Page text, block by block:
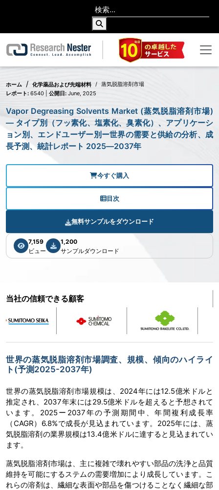
ホーム 化学薬品および先端材料
蒸気脱脂溶剤市場
レポート: 6540 | 公開日: June, 2025
Vapor Degreasing Solvents Market (蒸気脱脂溶剤市場)
— タイプ別（フッ素化、塩素化、臭素化）、アプリケーシ
ョン別、エンドユーザー別ー世界の需要と供給の分析、成
長予測、統計レポート 2025―2037年
今すぐ購入
目次
無料サンプルをダウンロード
7,159
ビュー
1,200
サンプルダウンロード
当社の信頼できる顧客
世界の蒸気脱脂溶剤市場調査、規模、傾向のハイライ
ト(予測2025-2037年)
世界の蒸気脱脂溶剤市場規模は、2024年には12.5億米ドルと
推定され、2037年末には29.5億米ドルを超えると予想されて
います。2025ー2037年の予測期間中、年間複利成長率
（CAGR）6.8%で成長が見込まれています。2025年には、蒸
気脱脂溶剤の業界規模は13.4億米ドルに達すると見込まれてい
ます。
蒸気脱脂溶剤市場は、主に複雑で壊れやすい部品の洗浄と品質
維持を可能にするステムの需要増加により成長しています。こ
れらの溶剤は、繊細な表面や部品を傷つけることなく繊細な部